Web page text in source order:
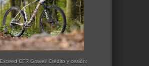
CFR Gravel/ Crédito y cesión: